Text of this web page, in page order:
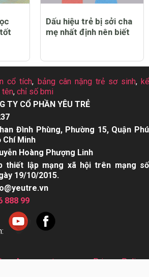
Dấu hiệu trẻ bị sởi cha
mẹ nhất định nên biết
cổ tích, bảng cân nặng trẻ sơ sinh,kể
tên, chỉ số bmi
TY CỔ PHẦN YÊU TRẺ
Đình Phùng, Phường 15, Quận Phú
Chí Minh
Hoàng Phượng Linh
thiết lập mạng xã hội trên mạng số
19/10/2015.
888 99
Agreement
Privacy Policy